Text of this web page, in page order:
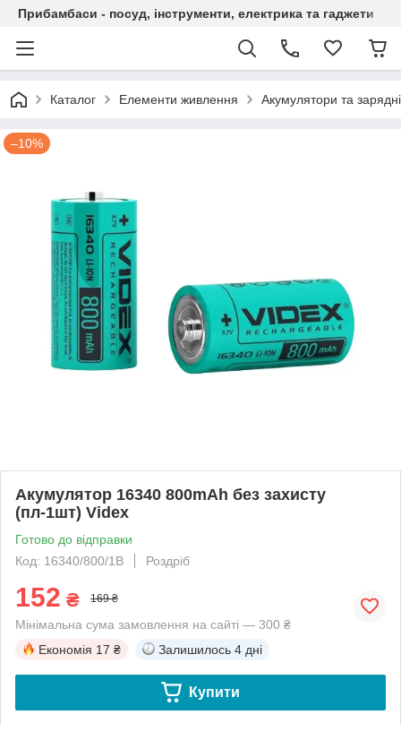
Прибамбаси - посуд, інструменти, електрика та гаджети
Каталог Елементи живлення Акумулятори та
–10%
Акумулятор 16340 800mAh без захисту
(пл-1шт) Videx
Готово до відправки
Код: 16340/800/1B
Роздріб
152 ₴ 169 ₴
Мінімальна сума замовлення на сайті — 300 ₴
Економія 17 ₴ Залишилось 4 дні
Купити